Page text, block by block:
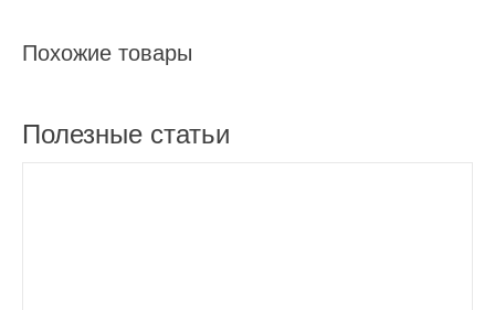
Похожие товары
Полезные статьи